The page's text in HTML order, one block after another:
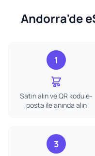
Andorra'de
1
Satın alın ve QR kodu e-
posta ile anında alın
3